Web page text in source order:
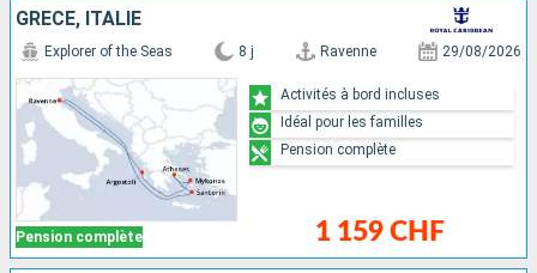
GRÈCE, ITALIE
Pension complète
Explorer of the Seas 8 j Ravenne 29/08/2026
1 159 CHF
Activités à bord incluses
Idéal pour les familles
Pension complète